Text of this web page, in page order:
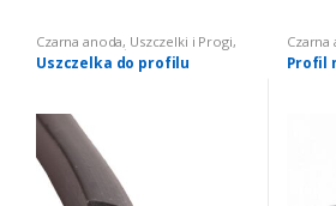
Czarna anoda, Uszczelki i Progi,
Profile do szkła
Uszczelka do profilu
Czarna
Profile
Profil